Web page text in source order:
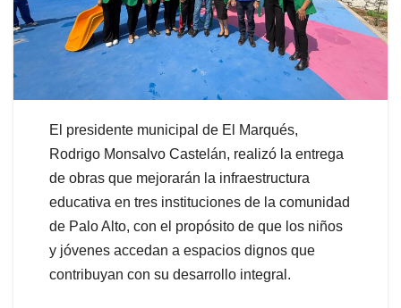
El presidente municipal de El Marqués,
Rodrigo Monsalvo Castelán, realizó la entrega
de obras que mejorarán la infraestructura
educativa en tres instituciones de la comunidad
de Palo Alto, con el propósito de que los niños
y jóvenes accedan a espacios dignos que
contribuyan con su desarrollo integral.